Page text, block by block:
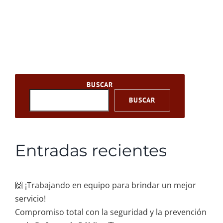
BUSCAR
BUSCAR
Entradas recientes
🙌 ¡Trabajando en equipo para brindar un mejor
servicio!
Compromiso total con la seguridad y la prevención